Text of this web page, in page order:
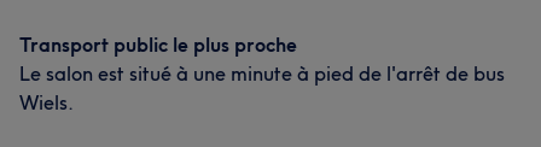
Transport public le plus proche
Le salon est situé à une minute à pied de l'arrêt de bus
Wiels.